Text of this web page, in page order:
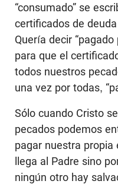
“consumado” se
certificados de
Quería decir
para que el
todos nuestros
una vez por todas,
Sólo cuando Cristo
pecados podemos
pagar nuestra propia
llega al Padre sino
ningún otro hay